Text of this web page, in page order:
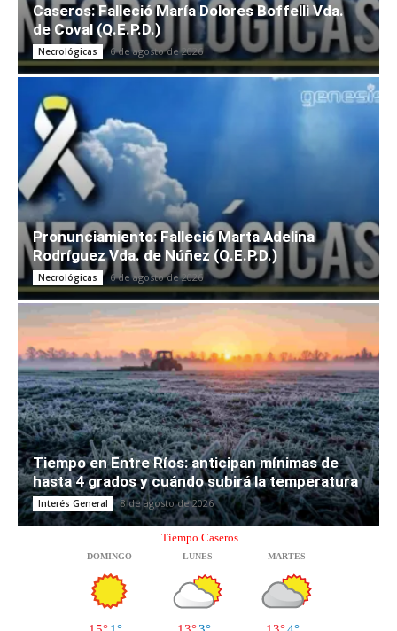
Caseros: Falleció María Dolores Boffelli Vda.
de Coval (Q.E.P.D.)
Necrológicas 6 de agosto de 2026
Pronunciamiento: Falleció Marta Adelina
Rodríguez Vda. de Núñez (Q.E.P.D.)
Necrológicas 6 de agosto de 2026
Tiempo en Entre Ríos: anticipan mínimas de
hasta 4 grados y cuándo subirá la temperatura
Interés General 8 de agosto de 2026